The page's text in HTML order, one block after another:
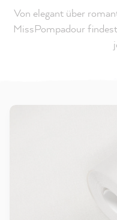
Von elegant über
MissPompadour